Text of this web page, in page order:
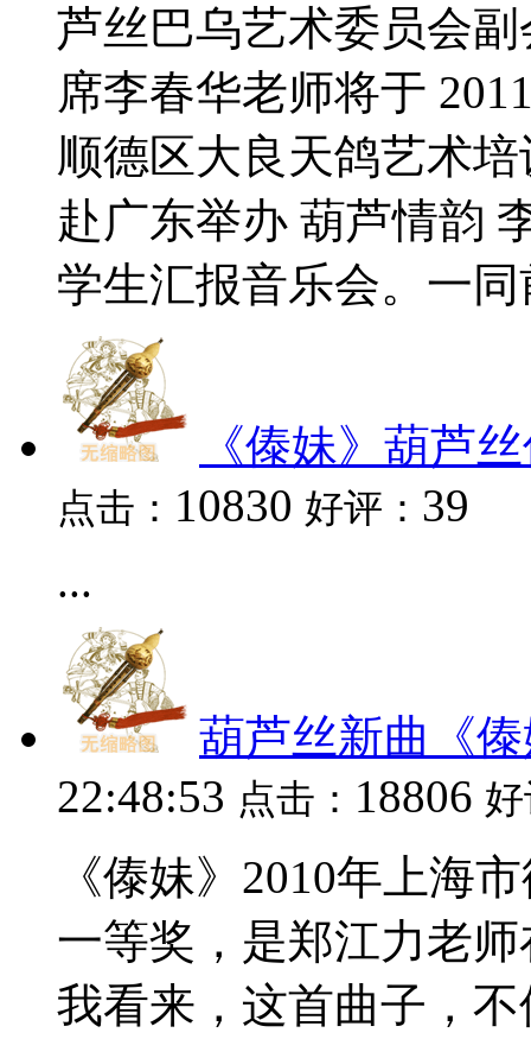
芦丝巴乌艺术委员会
席李春华老师将于
顺德区大良天鸽艺术
赴广东举办 葫芦情韵
学生汇报音乐会。一同
《傣妹》葫芦
点击： 10830 好评： 39
...
葫芦丝新曲《
22:48:53 点击： 18806
《傣妹》2010年上海
一等奖，是郑江力老
我看来，这首曲子，